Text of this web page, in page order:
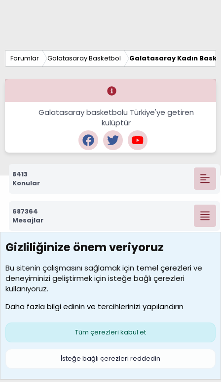
Forumlar Galatasaray Basketbol Galatasaray Kadın
Galatasaray basketbolu Türkiye'ye getiren
kulüptür
8413
Konular
687364
Mesajlar
7392
Kullanıcılar
MosesBrownHayranı
Son üye
Çerezler
S
Gizliliğinize önem veriyoruz
Bu sitenin çalışmasını sağlamak için temelçerezlerive
deneyiminizi geliştirmek için isteğe bağlı çerezleri
kullanıyoruz.
Daha fazla bilgi edinin ve tercihlerinizi yapılandırın
Tüm çerezleri kabul et
İsteğe bağlı çerezleri reddedin